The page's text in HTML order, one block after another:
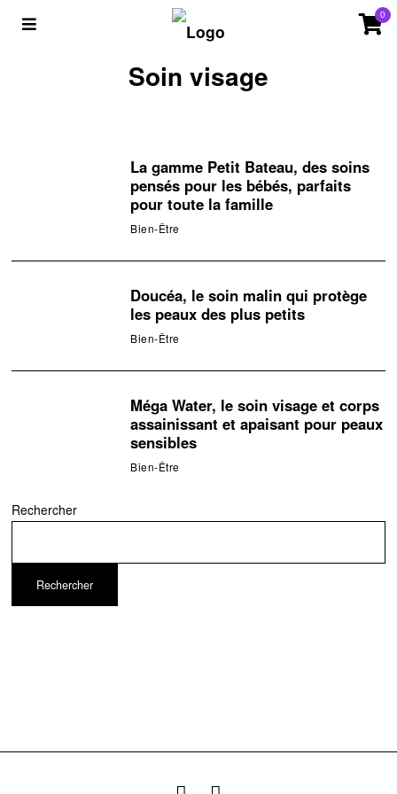
0
Soin visage
La gamme Petit Bateau, des soins
pensés pour les bébés, parfaits
pour toute la famille
Bien-Être
Doucéa, le soin malin qui protège
les peaux des plus petits
Bien-Être
Méga Water, le soin visage et corps
assainissant et apaisant pour peaux
sensibles
Bien-Être
Rechercher
Rechercher